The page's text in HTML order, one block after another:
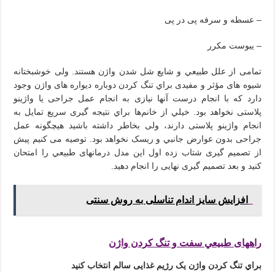
– عسطه و سرفه پی در پی
– یبوست مکرر
تمامی از علل طبيعي و شایع شل شدن واژن هستند. ولی خوشبختانه
شیوه های مؤثر و مفیدی براي تنگ کردن دوباره دیواره های واژن وجود
دارد که با انجام درست آنها نیازی به انجام عمل جراحی یا واژینو
پلاستی نخواهد بود. خيلي از خانم‌ها براي نتيجه گيری سریع تمایل به
انجام واژینو پلاستی دارند، ولی بخاطر داشته باشید هیچگونه عمل
جراحی بدون عوارض جانبي و ریسک نخواهد بود. توصیه می کنیم پیش
از تصمیم گیری شتاب زده اول این مدل درمانهای طبيعي را امتحان
کنید و بعد تصمیم گیری نهایی را انجام دهید.
افزایش سایز اندام تناسلی به روش سنتی
راههای طبيعي سفت و تنگ کردن واژن
براي تنگ کردن واژن یک رژیم غذایی سالم انتخاب کنید